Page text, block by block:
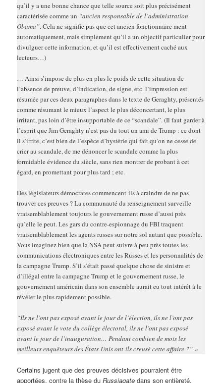
qu’il y a une bonne chance que telle source soit plus précisément
caractérisée comme un “ancien responsable de l’administration
Obama”. Cela ne signifie pas que cet ancien fonctionnaire ment
automatiquement, mais simplement qu’il a un objectif particulier pour
divulguer cette information, et qu’il est effectivement caché aux
lecteurs…)
… Ainsi s’impose de plus en plus le poids de cette situation de
l’absence de preuve, d’indication, de signe, etc. l’impression est
résumée par ces deux paragraphes dans le texte de Geraghty, présentés
comme résumant le mieux l’aspect le plus déconcertant, le plus
irritant, pas loin d’être insupportable de ce “scandale”. (Il faut garder à
l’esprit que Jim Geraghty n’est pas du tout un ami de Trump : ce dont
il s’irrite, c’est bien de l’espèce d’hystérie qui fait qu’on ne cesse de
crier au scandale, de me dénoncer le scandale comme la plus
formidable évidence du siècle, sans rien montrer de probant à cet
égard, en promettant pour plus tard ; etc.
Des législateurs démocrates commencent-ils à craindre de ne pas
trouver ces preuves ? La communauté du renseignement surveille
vraisemblablement toujours le gouvernement russe d’aussi près
qu’elle le peut. Les gars du contre-espionnage du FBI traquent
vraisemblablement les agents russes sur notre sol autant que possible.
Vous imaginez bien que la NSA peut suivre à peu près toutes les
communications électroniques entre les Russes et les personnalités de
la campagne Trump. S’il s’était passé quelque chose de sinistre et
d’illégal entre la campagne Trump et le gouvernement russe, le
gouvernement américain dans son ensemble aurait eu tout intérêt à le
révéler le plus rapidement possible.
“Ils ne l’ont pas exposé avant le jour de l’élection, ils ne l’ont pas
exposé avant le vote du collège électoral, ils ne l’ont pas exposé
avant le jour de l’inauguration… Pendant combien de mois les
meilleurs enquêteurs des États-Unis ont-ils creusé cette affaire ?” »
Certains jugent que des preuves décisives pourraient être
apportées, contre la thèse duRussiagate dans son entièreté,